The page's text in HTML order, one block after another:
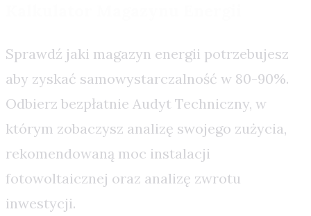
Sprawdź jaki magazyn energii potrzebujesz
aby zyskać samowystarczalność w 80-90%.
Odbierz bezpłatnie Audyt Techniczny, w
którym zobaczysz analizę swojego zużycia,
rekomendowaną moc instalacji
fotowoltaicznej oraz analizę zwrotu
inwestycji.